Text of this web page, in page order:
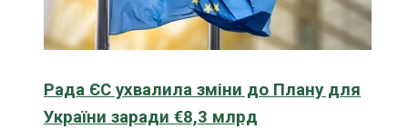
Рада ЄС ухвалила зміни до Плану для
України заради €8,3 млрд